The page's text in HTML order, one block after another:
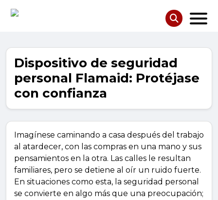
Dispositivo de seguridad
personal Flamaid: Protéjase
con confianza
Imagínese caminando a casa después del trabajo
al atardecer, con las compras en una mano y sus
pensamientos en la otra. Las calles le resultan
familiares, pero se detiene al oír un ruido fuerte.
En situaciones como esta, la seguridad personal
se convierte en algo más que una preocupación;